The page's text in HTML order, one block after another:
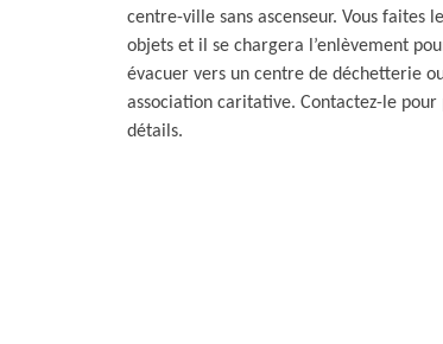
centre-ville sans ascenseur. Vous faites
objets et il se chargera l’enlèvement
évacuer vers un centre de déchetterie
association caritative. Contactez-le pour
détails.